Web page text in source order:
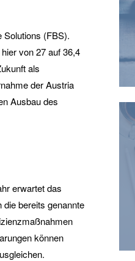
Solutions (FBS).
von 27 auf 36,4
als
der Austria
Ausbau des
erwartet das
bereits genannte
können